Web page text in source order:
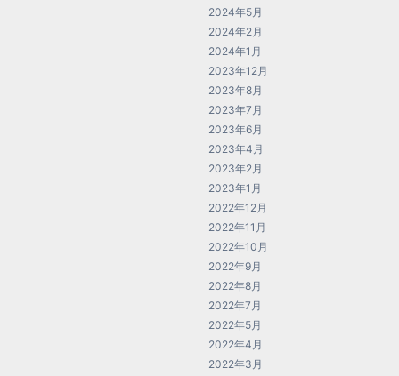
2024年5月
2024年2月
2024年1月
2023年12月
2023年8月
2023年7月
2023年6月
2023年4月
2023年2月
2023年1月
2022年12月
2022年11月
2022年10月
2022年9月
2022年8月
2022年7月
2022年5月
2022年4月
2022年3月